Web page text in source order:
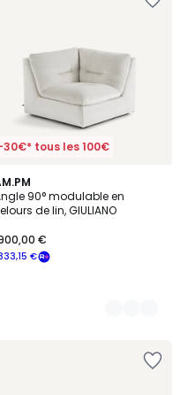
30€* tous les 100€
90° modulable en
de lin, GIULIANO
€
€